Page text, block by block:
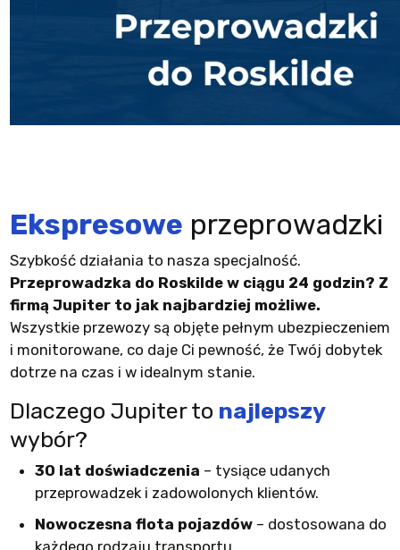
Ekspresowe przeprowadzki
Szybkość działania to nasza specjalność.
Przeprowadzka do Roskilde w ciągu 24 godzin? Z
firmą Jupiter to jak najbardziej możliwe.
Wszystkie przewozy są objęte pełnym ubezpieczeniem
i monitorowane, co daje Ci pewność, że Twój dobytek
dotrze na czas i w idealnym stanie.
Dlaczego Jupiter to najlepszy
wybór?
30 lat doświadczenia – tysiące udanych
przeprowadzek i zadowolonych klientów.
Nowoczesna flota pojazdów– dostosowana do
każdego rodzaju transportu.